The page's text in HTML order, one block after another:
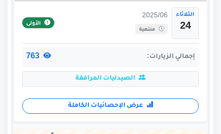
الثلاثاء
24
2025/06
منتهية
الأولى
إجمالي الزيارات:
الصيدليات المرافقة
عرض الإحصائيات الكاملة